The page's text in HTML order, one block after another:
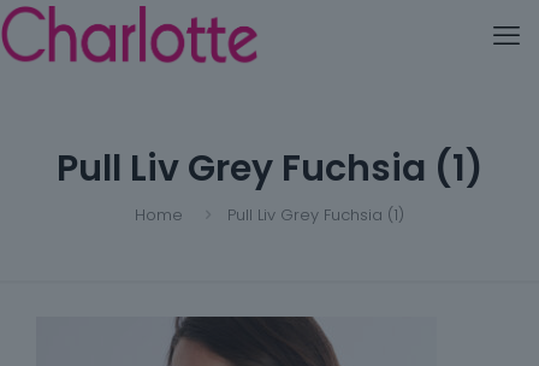
Pull Liv Grey Fuchsia (1)
Home Pull Liv Grey Fuchsia (1)